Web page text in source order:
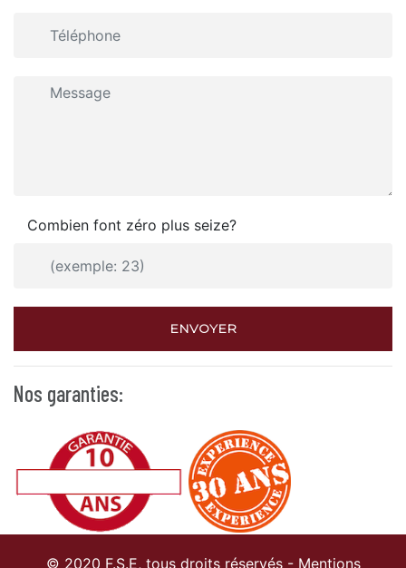
Combien font zéro plus seize?
ENVOYER
Nos garanties:
© 2020 F.S.E, tous droits réservés - Mentions